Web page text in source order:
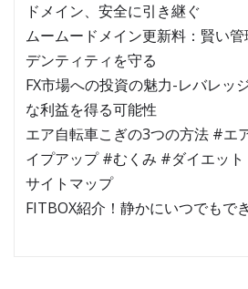
ドメイン、安全に引き継ぐ
ムームードメイン更新料：賢い
デンティティを守る
FX市場への投資の魅力-レバレッ
な利益を得る可能性
エア自転車こぎの3つの方法 #エ
イプアップ #むくみ #ダイエット
サイトマップ
FITBOX紹介！静かにいつでもで